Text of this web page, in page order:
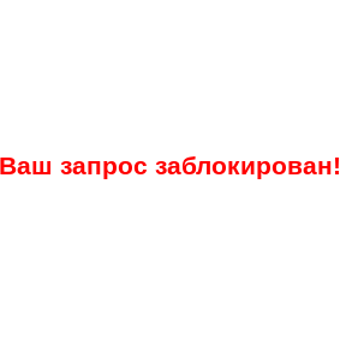
запрос заблокирован!